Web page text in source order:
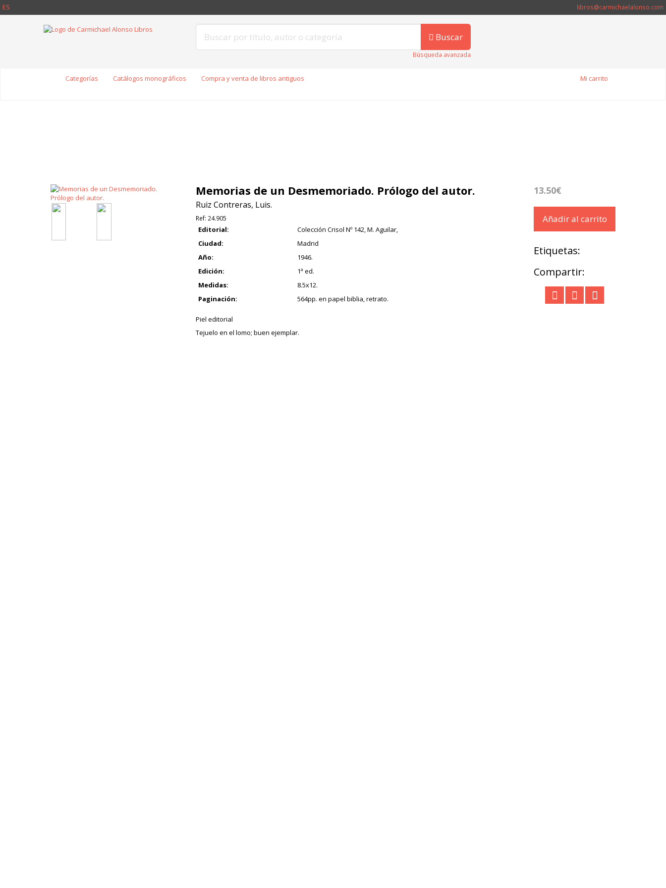
ES libros@carmichaelalonso.com
Buscar
Búsqueda avanzada
Categorías Catálogos monográficos Compra y venta de libros antiguos Mi carrito
Memorias de un Desmemoriado. Prólogo del autor.
Ruiz Contreras, Luis.
Ref: 24.905
Editorial:
Colección Crisol Nº 142, M. Aguilar,
Ciudad:
Madrid
Año:
1946.
Edición:
1ª ed.
Medidas:
8.5x12.
Paginación:
564pp. en papel biblia, retrato.
Piel editorial
Tejuelo en el lomo; buen ejemplar.
13.50€
Añadir al carrito
Etiquetas:
Compartir: